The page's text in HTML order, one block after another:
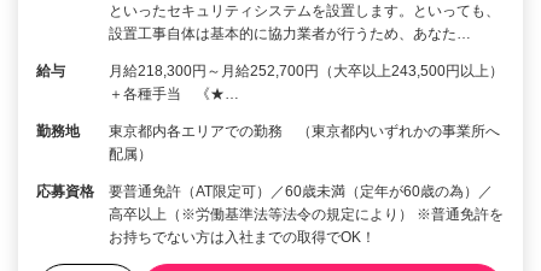
といったセキュリティシステムを設置します。といっても、
設置工事自体は基本的に協力業者が行うため、あなた…
給与
月給218,300円～月給252,700円（大卒以上243,500円以上）
＋各種手当 《★…
勤務地
東京都内各エリアでの勤務 （東京都内いずれかの事業所へ
配属）
応募資格
要普通免許（AT限定可）／60歳未満（定年が60歳の為）／
高卒以上（※労働基準法等法令の規定により） ※普通免許を
お持ちでない方は入社までの取得でOK！